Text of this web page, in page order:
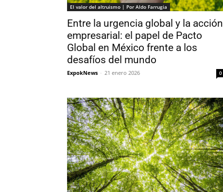
El valor del altruismo | Por Aldo Farrugia
Entre la urgencia global y la acción
empresarial: el papel de Pacto
Global en México frente a los
desafíos del mundo
ExpokNews - 21 enero 2026 0